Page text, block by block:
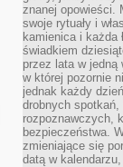
znanej opowieści.
swoje rytuały i
kamienica i każda
świadkiem
przez lata w jedną
w której pozornie
jednak każdy
drobnych
rozpoznawczych,
bezpieczeństwa.
zmieniające się
datą w